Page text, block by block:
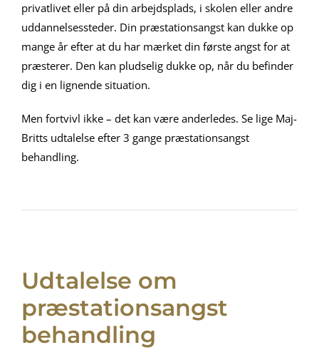
privatlivet eller på din arbejdsplads, i skolen eller andre
uddannelsessteder. Din præstationsangst kan dukke op
mange år efter at du har mærket din første angst for at
præsterer. Den kan pludselig dukke op, når du befinder
dig i en lignende situation.
Men fortvivl ikke – det kan være anderledes. Se lige Maj-
Britts udtalelse efter 3 gange præstationsangst
behandling.
Udtalelse om
præstationsangst
behandling